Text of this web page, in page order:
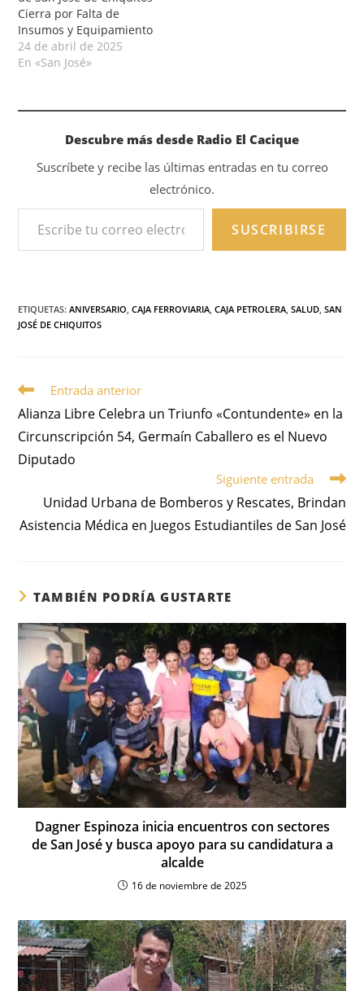
Cierra por Falta de
Insumos y Equipamiento
24 de abril de 2025
En «San José»
Descubre más desde Radio El Cacique
Suscríbete y recibe las últimas entradas en tu correo
electrónico.
SUSCRIBIRSE
ETIQUETAS:ANIVERSARIO, CAJA FERROVIARIA, CAJA PETROLERA, SALUD, SAN
JOSÉ DE CHIQUITOS
Entrada anterior
Alianza Libre Celebra un Triunfo «Contundente» en la
Circunscripción 54, Germaín Caballero es el Nuevo
Diputado
Siguiente entrada
Unidad Urbana de Bomberos y Rescates, Brindan
Asistencia Médica en Juegos Estudiantiles de San José
TAMBIÉN PODRÍA GUSTARTE
Dagner Espinoza inicia encuentros con sectores
de San José y busca apoyo para su candidatura a
alcalde
16 de noviembre de 2025